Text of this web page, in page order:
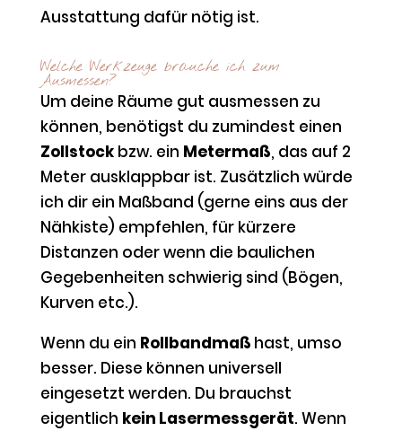
Ausstattung dafür nötig ist.
Welche Werkzeuge brauche ich zum
Ausmessen?
Um deine Räume gut ausmessen zu
können, benötigst du zumindest einen
Zollstockbzw. ein Metermaß, das auf 2
Meter ausklappbar ist. Zusätzlich würde
ich dir ein Maßband (gerne eins aus der
Nähkiste) empfehlen, für kürzere
Distanzen oder wenn die baulichen
Gegebenheiten schwierig sind (Bögen,
Kurven etc.).
Wenn du ein Rollbandmaß hast, umso
besser. Diese können universell
eingesetzt werden. Du brauchst
eigentlich kein Lasermessgerät. Wenn